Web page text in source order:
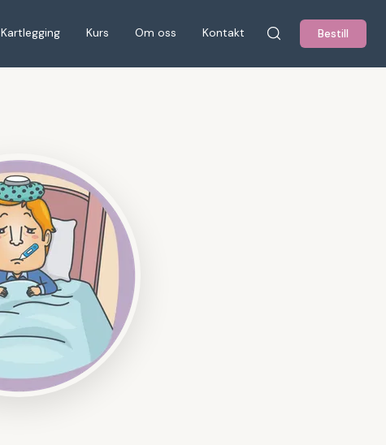
Kartlegging Kurs Om oss Kontakt Bestill